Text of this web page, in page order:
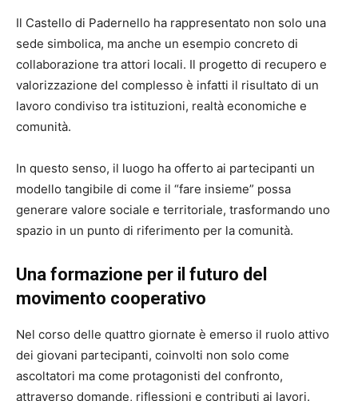
Il Castello di Padernello ha rappresentato non solo una
sede simbolica, ma anche un esempio concreto di
collaborazione tra attori locali. Il progetto di recupero e
valorizzazione del complesso è infatti il risultato di un
lavoro condiviso tra istituzioni, realtà economiche e
comunità.
In questo senso, il luogo ha offerto ai partecipanti un
modello tangibile di come il “fare insieme” possa
generare valore sociale e territoriale, trasformando uno
spazio in un punto di riferimento per la comunità.
Una formazione per il futuro del
movimento cooperativo
Nel corso delle quattro giornate è emerso il ruolo attivo
dei giovani partecipanti, coinvolti non solo come
ascoltatori ma come protagonisti del confronto,
attraverso domande, riflessioni e contributi ai lavori.